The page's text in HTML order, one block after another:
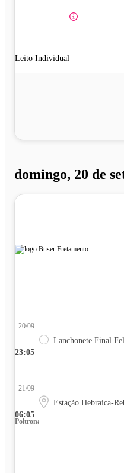
Leito Individual
domingo, 20 de
23:05
20/09
Lanchonete Final
06:05
21/09
Estação Hebraica-
Poltrona